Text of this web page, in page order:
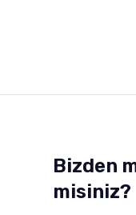
Bizden
misiniz?